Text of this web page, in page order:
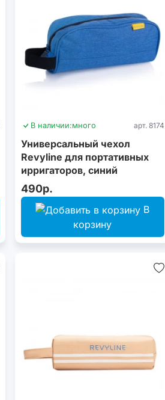
В наличии:много арт. 8174
Универсальный чехол
Revyline для портативных
ирригаторов, синий
490р.
В
корзину